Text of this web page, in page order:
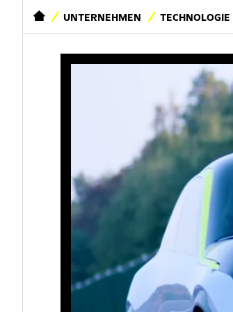
STARTSEITEUNTERNEHMEN TECHNOLOGIE